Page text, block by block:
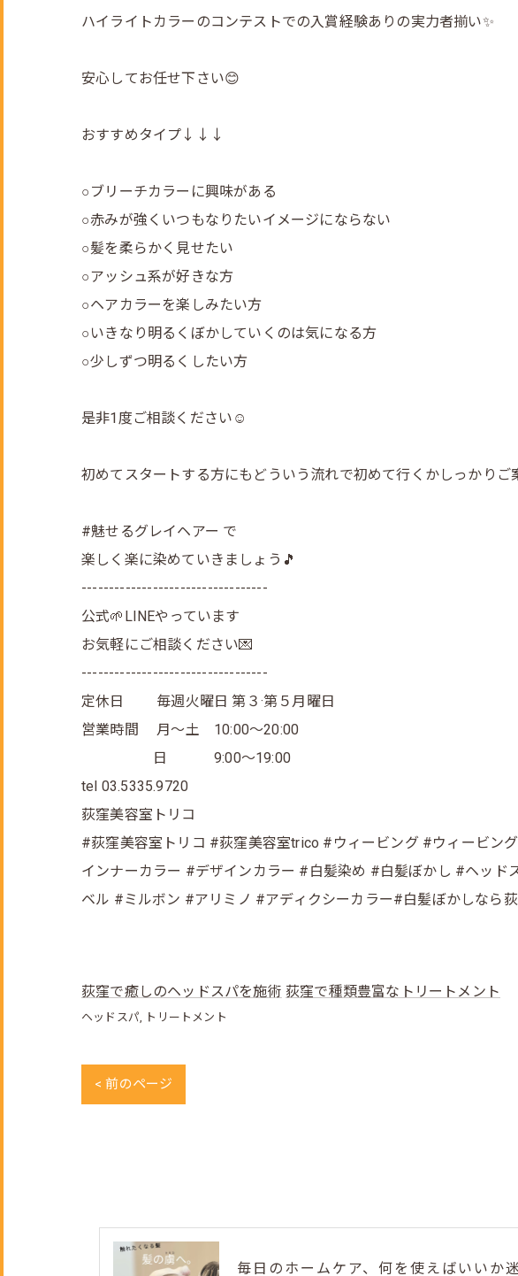
ハイライトカラーのコンテストでの入賞経験ありの実力者揃い✨
安心してお任せ下さい😊
おすすめタイプ↓↓↓
○ブリーチカラーに興味がある
○赤みが強くいつもなりたいイメージにならない
○髪を柔らかく見せたい
○アッシュ系が好きな方
○ヘアカラーを楽しみたい方
○いきなり明るくぼかしていくのは気になる方
○少しずつ明るくしたい方
是非1度ご相談ください☺️
初めてスタートする方にもどういう流れで初めて行くかしっかりご
#魅せるグレイヘアー で
楽しく楽に染めていきましょう🎵
----------------------------------
公式🌱LINEやっています
お気軽にご相談ください💌
----------------------------------
定休日 毎週火曜日 第３·第５月曜日
営業時間 月～土 10:00～20:00
日 9:00～19:00
tel 03.5335.9720
荻窪美容室トリコ
#荻窪美容室トリコ #荻窪美容室trico #ウィービング #ウィービン
インナーカラー #デザインカラー #白髪染め #白髪ぼかし #ヘッ
ベル #ミルボン #アリミノ #アディクシーカラー#白髪ぼかしな
荻窪で癒しのヘッドスパを施術 荻窪で種類豊富なトリートメント
ヘッドスパ トリートメント
< 前のページ